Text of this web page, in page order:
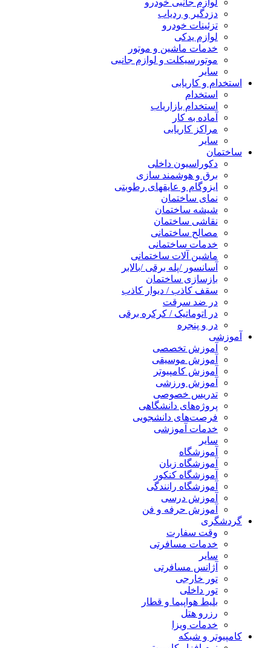
لوازم جانبی خودرو
دزدگیر و ردیاب
تزئینات خودرو
لوازم یدکی
خدمات ماشین و موتور
موتورسیکلت و لوازم جانبی
سایر
استخدام و کاریابی
استخدام
استخدام بازاریاب
آماده به کار
مراکز کاریابی
سایر
ساختمان
دکوراسیون داخلی
برق و هوشمند سازی
ایزوگام و عایقهای رطوبتی
نمای ساختمان
شیشه ساختمان
نقاشی ساختمان
مصالح ساختمانی
خدمات ساختمانی
ماشین آلات ساختمانی
آسانسور /پله برقی /بالابر
بازسازی ساختمان
سقف کاذب / دیوار کاذب
در ضد سرقت
در اتوماتیک / کرکره برقی
در و پنجره
آموزشی
آموزش تخصصی
آموزش موسیقی
آموزش کامپیوتر
آموزش ورزشی
تدریس خصوصی
پروژه‌های دانشگاهی
فرصت‌های دانشجویی
خدمات آموزشی
سایر
آموزشگاه
آموزشگاه زبان
آموزشگاه کنکور
آموزشگاه رانندگی
آموزش درسی
آموزش حرفه و فن
گردشگری
وقت سفارت
خدمات مسافرتی
سایر
آژانس مسافرتی
تور خارجی
تور داخلی
بلیط هواپیما و قطار
رزرو هتل
خدمات ویزا
کامپیوتر و شبکه